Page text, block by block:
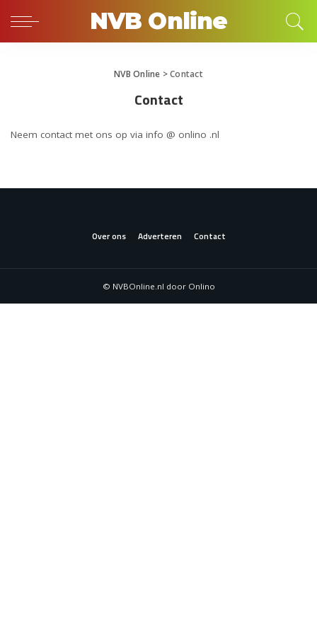
NVB Online
NVB Online >Contact
Contact
Neem contact met ons op via info @ onlino .nl
Over ons Adverteren Contact
© NVBOnline.nl door Onlino